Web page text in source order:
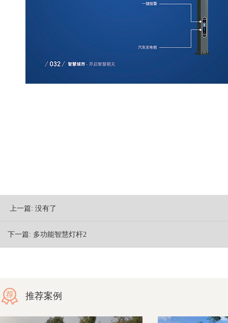
上一篇: 没有了
下一篇: 多功能智慧灯杆2
推荐案例